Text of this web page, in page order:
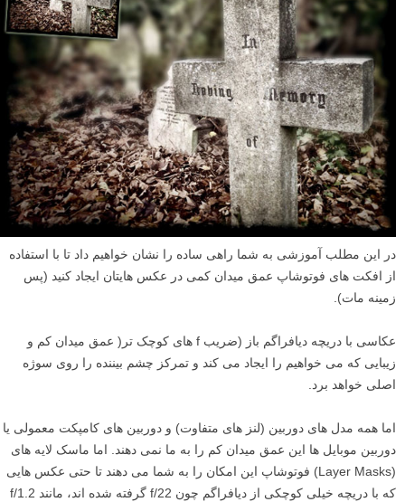
در این مطلب آموزشی به شما راهی ساده را نشان خواهیم داد تا با استفاده
از افکت های فوتوشاپ عمق میدان کمی در عکس هایتان ایجاد کنید (پس
زمینه مات).
عکاسی با دریچه دیافراگم باز (ضریب f های کوچک تر( عمق میدان کم و
زیبایی که می خواهیم را ایجاد می کند و تمرکز چشم بیننده را روی سوژه
اصلی خواهد برد.
اما همه مدل های دوربین (لنز های متفاوت) و دوربین های کامپکت معمولی یا
دوربین موبایل ها این عمق میدان کم را به ما نمی دهند. اما ماسک لایه های
(Layer Masks) فوتوشاپ این امکان را به شما می دهند تا حتی عکس هایی
که با دریچه خیلی کوچکی از دیافراگم چون f/22 گرفته شده اند، مانند f/1.2